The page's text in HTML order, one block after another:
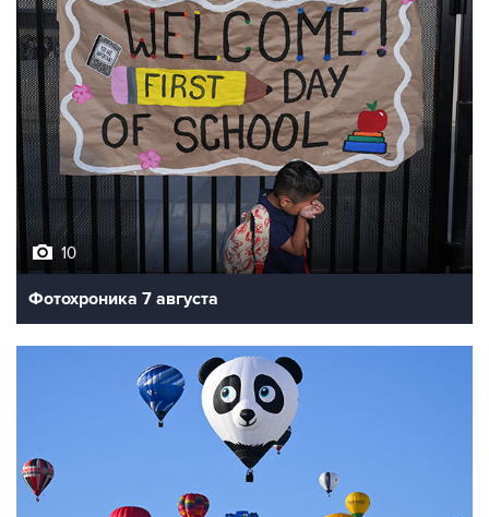
10
Фотохроника 7 августа